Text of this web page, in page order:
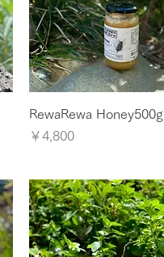
クイックビュー
RewaRewa Honey500g
価格
￥4,800